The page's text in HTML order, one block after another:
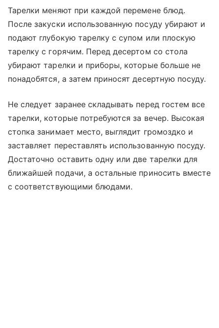
Тарелки меняют при каждой перемене блюд.
После закуски использованную посуду убирают и
подают глубокую тарелку с супом или плоскую
тарелку с горячим. Перед десертом со стола
убирают тарелки и приборы, которые больше не
понадобятся, а затем приносят десертную посуду.
Не следует заранее складывать перед гостем все
тарелки, которые потребуются за вечер. Высокая
стопка занимает место, выглядит громоздко и
заставляет переставлять использованную посуду.
Достаточно оставить одну или две тарелки для
ближайшей подачи, а остальные приносить вместе
с соответствующими блюдами.